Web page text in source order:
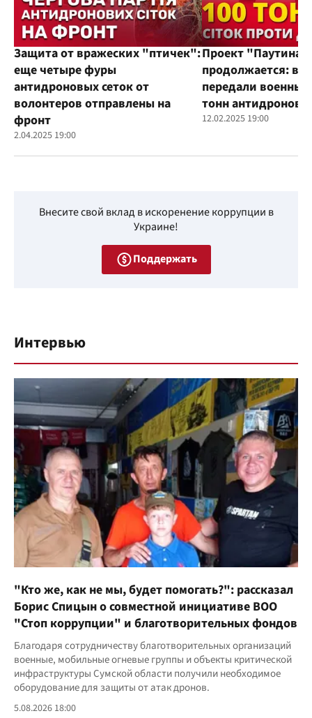
Защита от вражеских "птичек":
еще четыре фуры
антидроновых сеток от
волонтеров отправлены на
фронт
2.04.2025 19:00
Проект "Паутина"
продолжается:
передали
тонн
12.02.2025 19:00
Внесите свой вклад в искоренение коррупции в
Украине!
Поддержать
Интервью
"Кто же, как не мы, будет помогать?": рассказал
Борис Спицын о совместной инициативе ВОО
"Стоп коррупции" и благотворительных фондов
Благодаря сотрудничеству благотворительных организаций
военные, мобильные огневые группы и объекты критической
инфраструктуры Сумской области получили необходимое
оборудование для защиты от атак дронов.
5.08.2026 18:00